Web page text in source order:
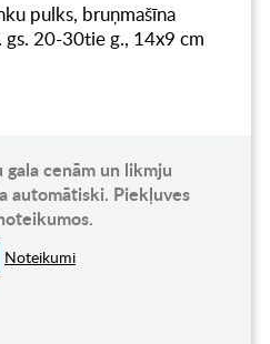
pulks, bruņmašīna
gs. 20-30tie g., 14x9 cm
cenām un likmju
automātiski. Piekļuves
Noteikumi